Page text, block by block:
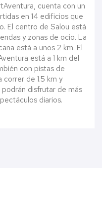
cuenta con un
en 14 edificios que
El centro de Salou está
y zonas de ocio. La
está a unos 2 km. El
está a 1 km del
con pistas de
de 1.5 km y
disfrutar de más
diarios.